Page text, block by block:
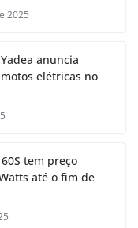
2025
anuncia
elétricas no
tem preço
até o fim de